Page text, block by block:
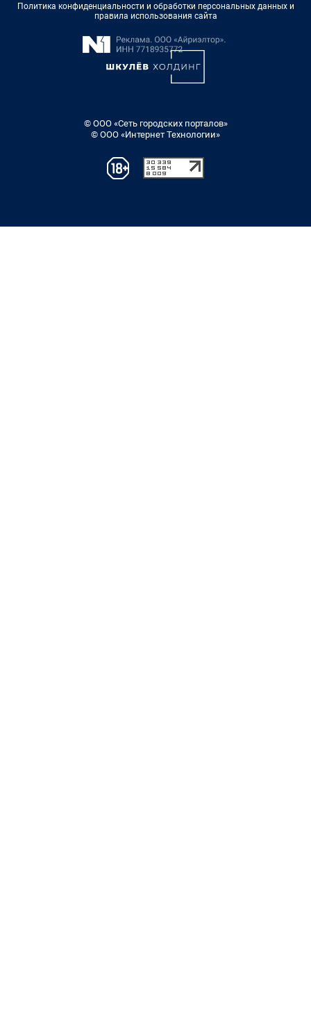
Политика конфиденциальности и обработки персональных данных и
правила использования сайта
© ООО «Сеть городских порталов»
© ООО «Интернет Технологии»